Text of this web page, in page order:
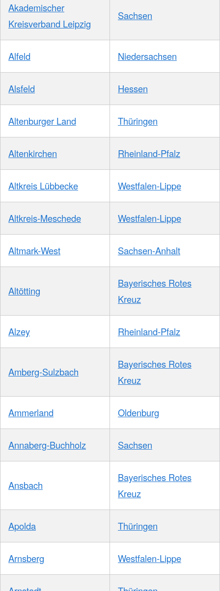
Akademischer
Kreisverband Leipzig
Sachsen
Alfeld Niedersachsen
Alsfeld Hessen
Altenburger Land Thüringen
Altenkirchen Rheinland-Pfalz
Altkreis Lübbecke Westfalen-Lippe
Altkreis-Meschede Westfalen-Lippe
Altmark-West Sachsen-Anhalt
Altötting
Bayerisches Rotes
Kreuz
Alzey Rheinland-Pfalz
Amberg-Sulzbach
Bayerisches Rotes
Kreuz
Ammerland Oldenburg
Annaberg-Buchholz Sachsen
Ansbach
Bayerisches Rotes
Kreuz
Apolda Thüringen
Arnsberg Westfalen-Lippe